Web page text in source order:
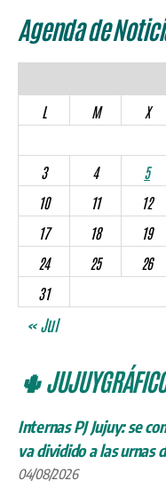
Agenda de
L
M X
3
4 5
10
11 12
17
18 19
24
25 26
31
« Jul
🌵
Internas PJ Jujuy: se
va dividido a las urnas
04/08/2026